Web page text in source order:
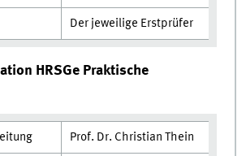
Der jeweilige Erstprüfer
HRSGe Praktische
Prof. Dr. Christian Thein